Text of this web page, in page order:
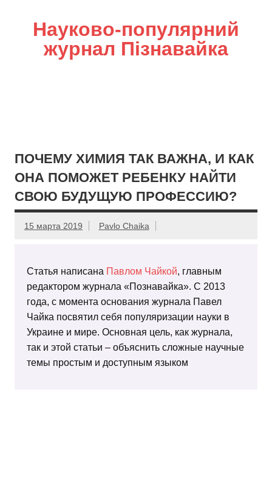
Науково-популярний
журнал Пізнавайка
ПОЧЕМУ ХИМИЯ ТАК ВАЖНА, И КАК
ОНА ПОМОЖЕТ РЕБЕНКУ НАЙТИ
СВОЮ БУДУЩУЮ ПРОФЕССИЮ?
15 марта 2019 Pavlo Chaika
Статья написана Павлом Чайкой, главным
редактором журнала «Познавайка». С 2013
года, с момента основания журнала Павел
Чайка посвятил себя популяризации науки в
Украине и мире. Основная цель, как журнала,
так и этой статьи – объяснить сложные научные
темы простым и доступным языком